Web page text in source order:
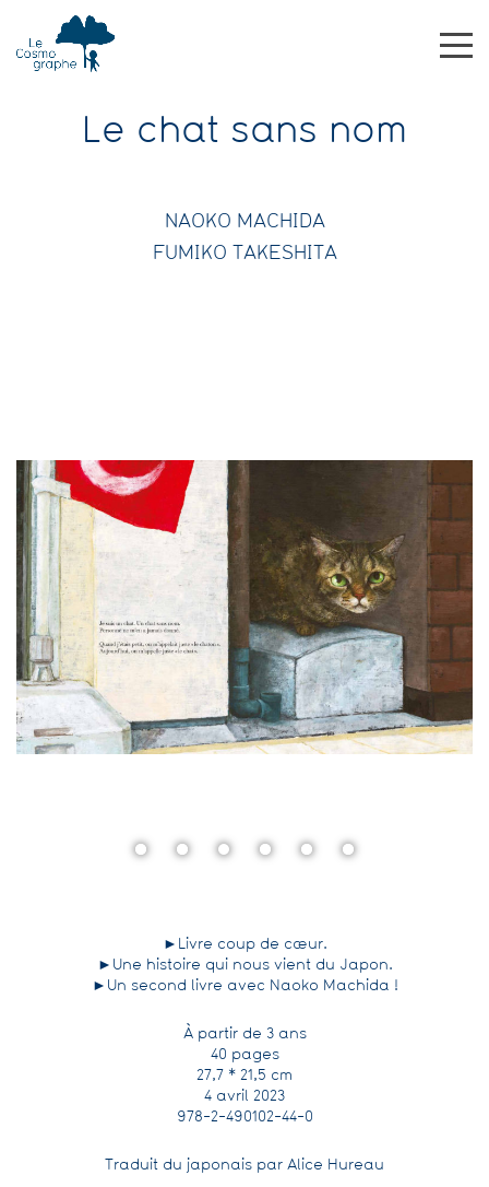
Le chat sans nom
NAOKO MACHIDA
FUMIKO TAKESHITA
►Livre coup de cœur.
►Une histoire qui nous vient du Japon.
►Un second livre avec Naoko Machida !
À partir de 3 ans
40 pages
27,7 * 21,5 cm
4 avril 2023
978-2-490102-44-0
Traduit du japonais par Alice Hureau